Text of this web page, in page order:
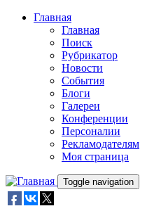
Skip to main content
Главная
Главная
Поиск
Рубрикатор
Новости
События
Блоги
Галереи
Конференции
Персоналии
Рекламодателям
Моя страница
Toggle navigation